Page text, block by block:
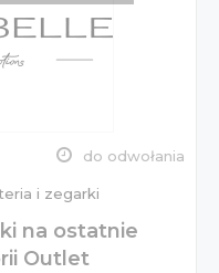
do odwołania
i zegarki
na ostatnie
Outlet